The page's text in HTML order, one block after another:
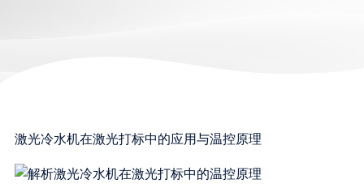
激光冷水机在激光打标中的应用与温控原理